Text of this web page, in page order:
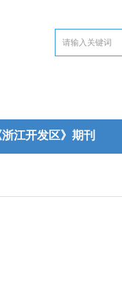
浙江开发区》期刊